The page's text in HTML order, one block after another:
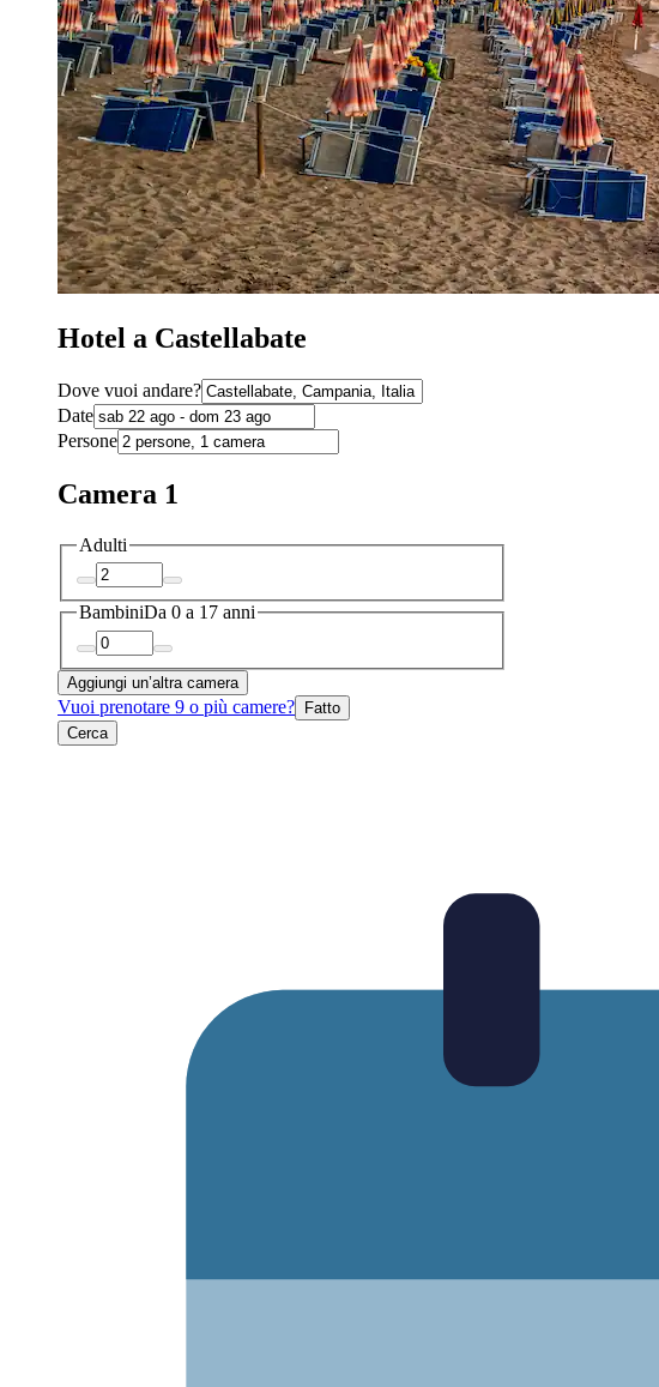
Hotel a Castellabate
Dove vuoi andare?
Date
Persone
Camera 1
Adulti
BambiniDa 0 a 17 anni
Aggiungi un’altra camera
Vuoi prenotare 9 o più camere? Fatto
Cerca